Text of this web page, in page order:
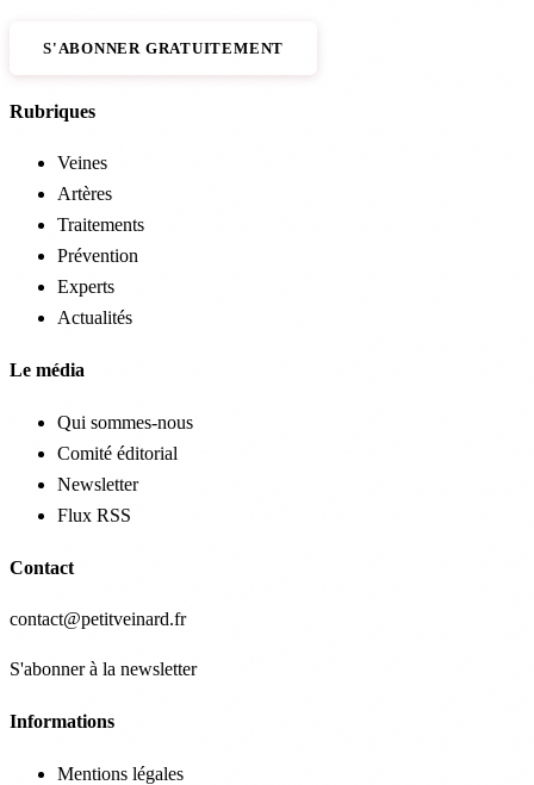
S'ABONNER GRATUITEMENT
Rubriques
Veines
Artères
Traitements
Prévention
Experts
Actualités
Le média
Qui sommes-nous
Comité éditorial
Newsletter
Flux RSS
Contact
contact@petitveinard.fr
S'abonner à la newsletter
Informations
Mentions légales